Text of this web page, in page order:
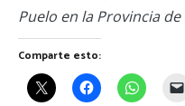
Puelo en la Provincia de
Comparte esto: